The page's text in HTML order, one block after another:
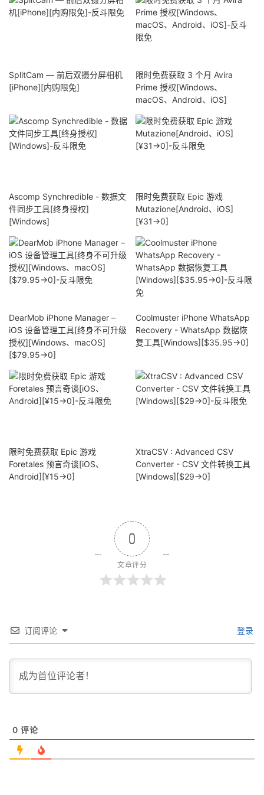
SplitCam — 前后双摄分屏相机
[iPhone][内购限免]
限时免费获取 3 个月 Avira
Prime 授权[Windows、
macOS、Android、iOS]
Ascomp Synchredible - 数据文
件同步工具[终身授权]
[Windows]
限时免费获取 Epic 游戏
Mutazione[Android、iOS]
[¥31→0]
DearMob iPhone Manager –
iOS 设备管理工具[终身不可升级
授权][Windows、macOS]
[$79.95→0]
Coolmuster iPhone WhatsApp
Recovery - WhatsApp 数据恢
复工具[Windows][$35.95→0]
限时免费获取 Epic 游戏
Foretales 预言奇谈[iOS、
Android][¥15→0]
XtraCSV : Advanced CSV
Converter - CSV 文件转换工具
[Windows][$29→0]
0
文章评分
订阅评论 登录
0 评论